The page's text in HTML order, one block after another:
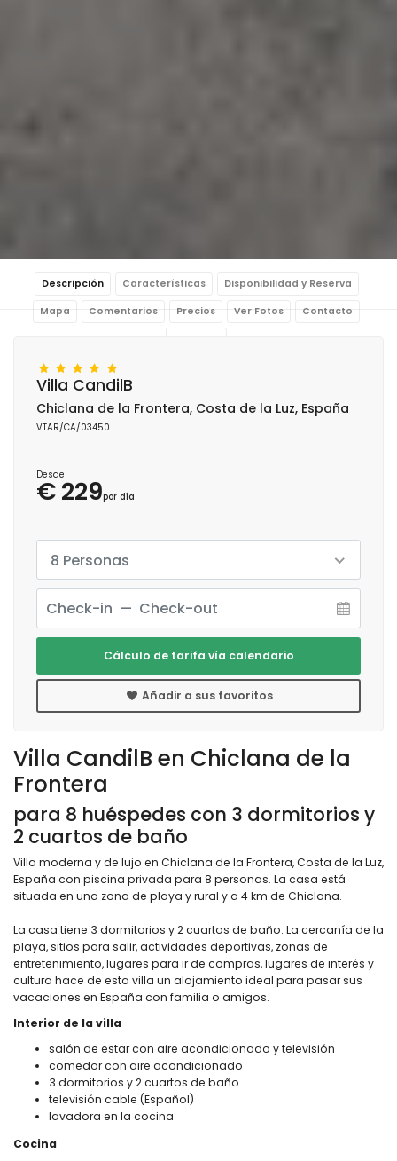
Descripción Características Disponibilidad y Reserva
Mapa Comentarios Precios Ver Fotos Contacto
Reservar
Villa CandilB en Chiclana de la
Frontera
para 8 huéspedes con 3 dormitorios y
2 cuartos de baño
Villa moderna y de lujo en Chiclana de la Frontera, Costa de la Luz,
España con piscina privada para 8 personas. La casa está
situada en una zona de playa y rural y a 4 km de Chiclana.
La casa tiene 3 dormitorios y 2 cuartos de baño. La cercanía de la
playa, sitios para salir, actividades deportivas, zonas de
entretenimiento, lugares para ir de compras, lugares de interés y
cultura hace de esta villa un alojamiento ideal para pasar sus
vacaciones en España con familia o amigos.
Interior de la villa
salón de estar con aire acondicionado y televisión
comedor con aire acondicionado
3 dormitorios y 2 cuartos de baño
televisión cable (Español)
lavadora en la cocina
Cocina
Villa CandilB
Chiclana de la Frontera, Costa de la Luz, España
VTAR/CA/03450
Desde
€ 229por día
8 Personas
Cálculo de tarifa vía calendario
Añadir a sus favoritos